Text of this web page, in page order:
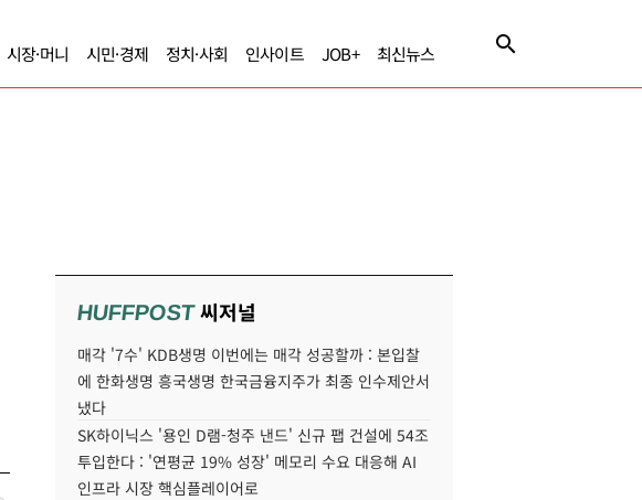
시장·머니 시민·경제 정치·사회 인사이트 JOB+ 최신뉴스
HUFFPOST씨저널
매각 '7수' KDB생명 이번에는 매각 성공할까 : 본입찰
에 한화생명 흥국생명 한국금융지주가 최종 인수제안서
냈다
SK하이닉스 '용인 D램-청주 낸드' 신규 팹 건설에 54조
투입한다 : '연평균 19% 성장' 메모리 수요 대응해 AI
인프라 시장 핵심플레이어로